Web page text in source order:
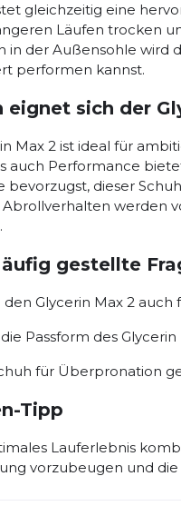
gleichzeitig eine
Läufen trocken
in der Außensohle wird
performen kannst.
eignet sich der
Max 2 ist ideal für
auch Performance
bevorzugst, dieser
werden
gestellte
den Glycerin Max 2
Passform des Glycerin
für Überpronation
Tipp
Lauferlebnis
vorzubeugen und